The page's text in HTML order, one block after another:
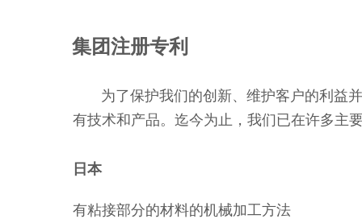
集团注册专利
为了保护我们的创新、维护客户的利益并
有技术和产品。迄今为止，我们已在许多主
日本
有粘接部分的材料的机械加工方法